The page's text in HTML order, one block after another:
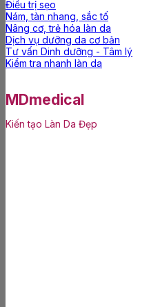
Điều trị sẹo
Nám, tàn nhang, sắc tố
Nâng cơ, trẻ hóa làn da
Dịch vụ dưỡng da cơ bản
Tư vấn Dinh dưỡng - Tâm lý
Kiểm tra nhanh làn da
MDmedical
Kiến tạo Làn Da Đẹp